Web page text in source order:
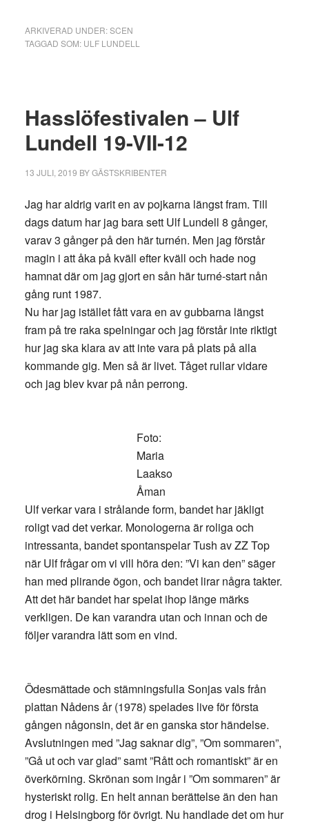
ARKIVERAD UNDER:SCEN
TAGGAD SOM: ULF LUNDELL
Hasslöfestivalen – Ulf
Lundell 19-VII-12
13 JULI, 2019 BYGÄSTSKRIBENTER
Jag har aldrig varit en av pojkarna längst fram. Till
dags datum har jag bara sett Ulf Lundell 8 gånger,
varav 3 gånger på den här turnén. Men jag förstår
magin i att åka på kväll efter kväll och hade nog
hamnat där om jag gjort en sån här turné-start nån
gång runt 1987.
Nu har jag istället fått vara en av gubbarna längst
fram på tre raka spelningar och jag förstår inte riktigt
hur jag ska klara av att inte vara på plats på alla
kommande gig. Men så är livet. Tåget rullar vidare
och jag blev kvar på nån perrong.
Foto:
Maria
Laakso
Åman
Ulf verkar vara i strålande form, bandet har jäkligt
roligt vad det verkar. Monologerna är roliga och
intressanta, bandet spontanspelar Tush av ZZ Top
när Ulf frågar om vi vill höra den: ”Vi kan den” säger
han med plirande ögon, och bandet lirar några takter.
Att det här bandet har spelat ihop länge märks
verkligen. De kan varandra utan och innan och de
följer varandra lätt som en vind.
Ödesmättade och stämningsfulla Sonjas vals från
plattan Nådens år (1978) spelades live för första
gången någonsin, det är en ganska stor händelse.
Avslutningen med ”Jag saknar dig”, ”Om sommaren”,
”Gå ut och var glad” samt ”Rått och romantiskt” är en
överkörning. Skrönan som ingår i ”Om sommaren” är
hysteriskt rolig. En helt annan berättelse än den han
drog i Helsingborg för övrigt. Nu handlade det om hur